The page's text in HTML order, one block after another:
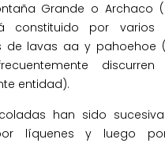
Grande o Archaco
por varios
de lavas aa y pahoehoe
discurren
entidad).
han sido
líquenes y luego